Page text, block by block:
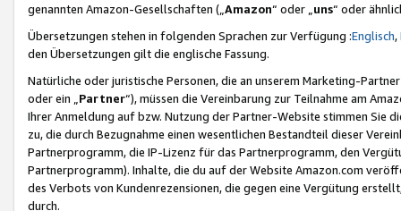
genannten Amazon-Gesellschaften („Amazon“ oder „uns“ oder
Übersetzungen stehen in folgenden Sprachen zur Verfügung :Englisch,
den Übersetzungen gilt die englische Fassung.
Natürliche oder juristische Personen, die an unserem Marketing-
oder ein „Partner“), müssen die Vereinbarung zur Teilnahme am
Ihrer Anmeldung auf bzw. Nutzung der Partner-Website stimmen Sie
zu, die durch Bezugnahme einen wesentlichen Bestandteil dieser
Partnerprogramm, die IP-Lizenz für das Partnerprogramm, den
Partnerprogramm). Inhalte, die du auf der Website Amazon.com
des Verbots von Kundenrezensionen, die gegen eine Vergütung
durch.